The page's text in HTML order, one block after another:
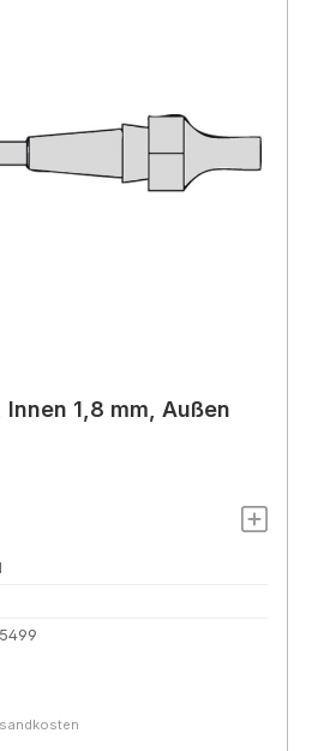
Innen 1,8 mm, Außen